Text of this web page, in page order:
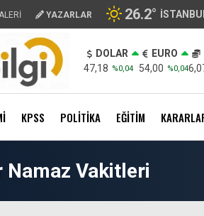
YAZARLAR 26.2°
DOLAR
47,18 %0,04
EURO
54,00 %0,04
KPSS POLİTİKA EĞİTİM
Namaz Vakitleri